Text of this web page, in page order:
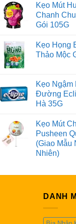
Kẹo Mút
Chanh
Gói 105G
Kẹo Họng
Thảo Mộc
Kẹo Ngậm
Đường
Hà 35G
Kẹo Mút
Pusheen
(Giao Mẫu
Nhiên)
DANH